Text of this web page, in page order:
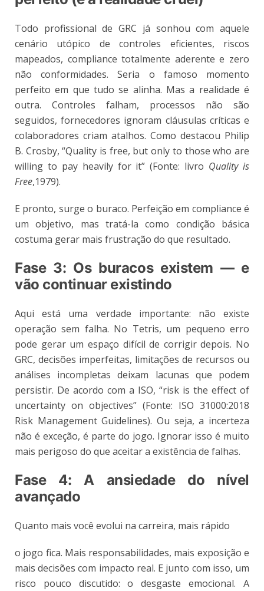
Todo profissional de GRC já sonhou com aquele
cenário utópico de controles eficientes, riscos
mapeados, compliance totalmente aderente e zero
não conformidades. Seria o famoso momento
perfeito em que tudo se alinha. Mas a realidade é
outra. Controles falham, processos não são
seguidos, fornecedores ignoram cláusulas críticas e
colaboradores criam atalhos. Como destacou Philip
B. Crosby, “Quality is free, but only to those who are
willing to pay heavily for it” (Fonte: livro Quality is
Free,1979).
E pronto, surge o buraco. Perfeição em compliance é
um objetivo, mas tratá-la como condição básica
costuma gerar mais frustração do que resultado.
Fase 3: Os buracos existem — e
vão continuar existindo
Aqui está uma verdade importante: não existe
operação sem falha. No Tetris, um pequeno erro
pode gerar um espaço difícil de corrigir depois. No
GRC, decisões imperfeitas, limitações de recursos ou
análises incompletas deixam lacunas que podem
persistir. De acordo com a ISO, “risk is the effect of
uncertainty on objectives” (Fonte: ISO 31000:2018
Risk Management Guidelines). Ou seja, a incerteza
não é exceção, é parte do jogo. Ignorar isso é muito
mais perigoso do que aceitar a existência de falhas.
Fase 4: A ansiedade do nível
avançado
Quanto mais você evolui na carreira, mais rápido
o jogo fica. Mais responsabilidades, mais exposição e
mais decisões com impacto real. E junto com isso, um
risco pouco discutido: o desgaste emocional. A